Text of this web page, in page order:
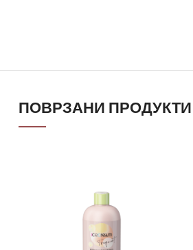
ПОВРЗАНИ ПРОДУКТИ